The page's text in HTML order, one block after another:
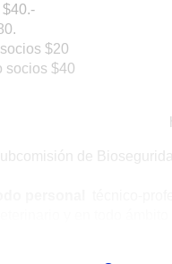
$20
$40
de